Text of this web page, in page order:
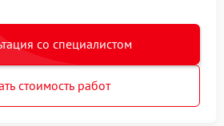
со специалистом
стоимость работ